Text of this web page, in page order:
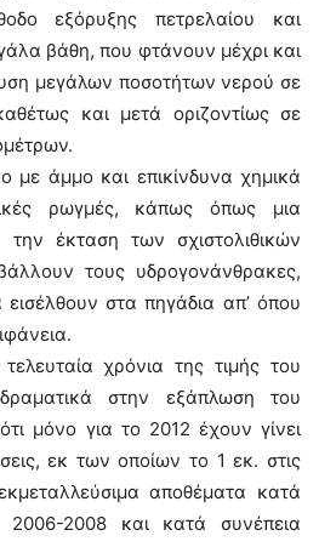
εξόρυξης πετρελαίου και
βάθη, που φτάνουν μέχρι και
μεγάλων ποσοτήτων νερού σε
και μετά οριζοντίως σε
με άμμο και επικίνδυνα χημικά
ρωγμές, κάπως όπως μια
έκταση των σχιστολιθικών
τους υδρογονάνθρακες,
στα πηγάδια απ’ όπου
χρόνια της τιμής του
στην εξάπλωση του
μόνο για το 2012 έχουν γίνει
εκ των οποίων το 1 εκ. στις
αποθέματα κατά
2006-2008 και κατά συνέπεια